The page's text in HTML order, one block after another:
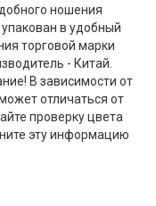
ношения
в удобный
торговой марки
- Китай.
В зависимости от
отличаться от
проверку цвета
эту информацию